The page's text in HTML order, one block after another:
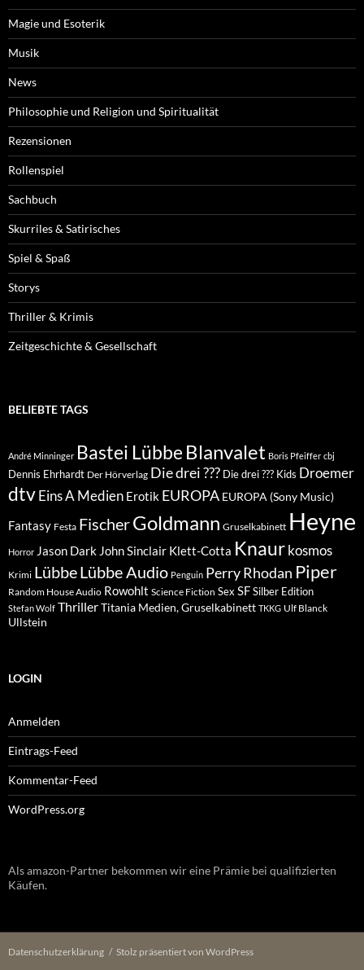
Magie und Esoterik
Musik
News
Philosophie und Religion und Spiritualität
Rezensionen
Rollenspiel
Sachbuch
Skurriles & Satirisches
Spiel & Spaß
Storys
Thriller & Krimis
Zeitgeschichte & Gesellschaft
BELIEBTE TAGS
André Minninger Bastei Lübbe Blanvalet Boris Pfeiffer cbj
Dennis Ehrhardt Der Hörverlag Die drei ??? Die drei ??? Kids Droemer
dtvEins A Medien Erotik EUROPA EUROPA (Sony Music)
Fantasy Festa FischerGoldmann Gruselkabinett Heyne
Horror Jason Dark John Sinclair Klett-Cotta Knaur kosmos
Krimi LübbeLübbe Audio Penguin Perry Rhodan Piper
Random House Audio Rowohlt Science Fiction Sex SFSilber Edition
Stefan Wolf ThrillerTitania Medien, Gruselkabinett TKKG Ulf Blanck
Ullstein
LOGIN
Anmelden
Eintrags-Feed
Kommentar-Feed
WordPress.org
Als amazon-Partner bekommen wir eine Prämie bei qualifizierten
Käufen.
Datenschutzerklärung Stolz präsentiert von WordPress